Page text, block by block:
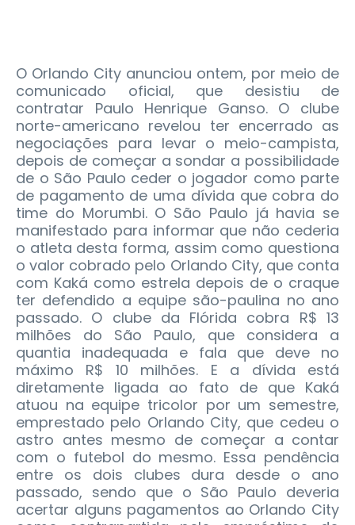
O Orlando City anunciou ontem, por meio de
comunicado oficial, que desistiu de
contratar Paulo Henrique Ganso. O clube
norte-americano revelou ter encerrado as
negociações para levar o meio-campista,
depois de começar a sondar a possibilidade
de o São Paulo ceder o jogador como parte
de pagamento de uma dívida que cobra do
time do Morumbi.O São Paulo já havia se
manifestado para informar que não cederia
o atleta desta forma, assim como questiona
o valor cobrado pelo Orlando City, que conta
com Kaká como estrela depois de o craque
ter defendido a equipe são-paulina no ano
passado. O clube da Flórida cobra R$ 13
milhões do São Paulo, que considera a
quantia inadequada e fala que deve no
máximo R$ 10 milhões. E a dívida está
diretamente ligada ao fato de que Kaká
atuou na equipe tricolor por um semestre,
emprestado pelo Orlando City, que cedeu o
astro antes mesmo de começar a contar
com o futebol do mesmo. Essa pendência
entre os dois clubes dura desde o ano
passado, sendo que o São Paulo deveria
acertar alguns pagamentos ao Orlando City